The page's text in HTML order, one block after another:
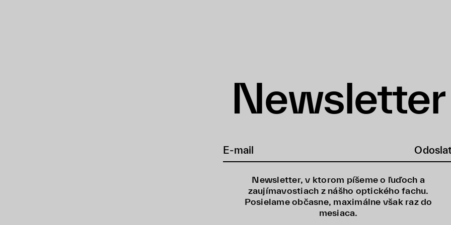
Newsletter
Newsletter, v ktorom píšeme o ľuďoch a
zaujímavostiach z nášho optického fachu.
Posielame občasne, maximálne však raz do
mesiaca.